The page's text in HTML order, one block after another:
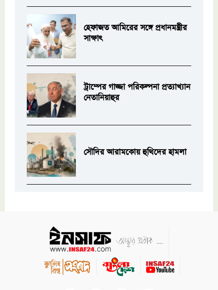
হেফাজত আমিরের সঙ্গে প্রধানমন্ত্রীর
সাক্ষাৎ
ট্রাম্পের গাজ্জা পরিকল্পনা প্রত্যাখ্যান
নেতানিয়াহুর
সৌদির আরামকোয় হুথিদের হামলা